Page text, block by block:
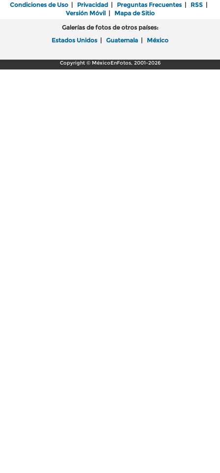
Condiciones de Uso | Privacidad | Preguntas Frecuentes | RSS |
Versión Móvil| Mapa de Sitio
Galerías de fotos de otros países:
Estados Unidos | Guatemala | México
Copyright © MéxicoEnFotos, 2001-2026